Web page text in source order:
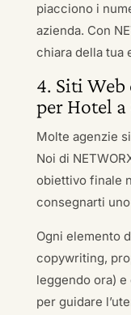
piacciono i
azienda. Con
chiara della tua
4. Siti
per Hotel
Molte agenzie
Noi di
obiettivo finale
consegnarti uno
Ogni elemento
copywriting,
leggendo ora) e
per guidare